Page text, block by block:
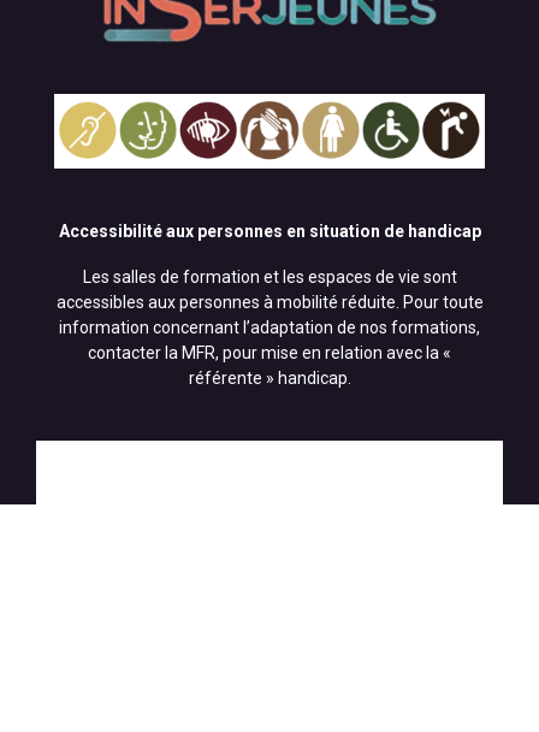
Accessibilité aux personnes en situation de handicap
Les salles de formation et les espaces de vie sont
accessibles aux personnes à mobilité réduite. Pour toute
information concernant l’adaptation de nos formations,
contacter la MFR, pour mise en relation avec la «
référente » handicap.